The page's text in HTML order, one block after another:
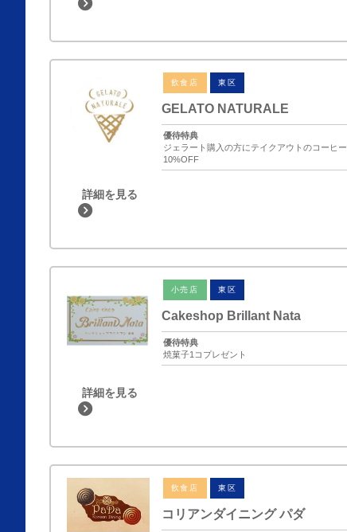
飲食店 東区
GELATO NATURALE
優待特典
ジェラート購入の方にテイクアウトのコーヒー
10%OFF
詳細を見る
小売店 東区
Cakeshop Brillant Nata
優待特典
焼菓子1コプレゼント
詳細を見る
飲食店 東区
コリアンダイニング パダ